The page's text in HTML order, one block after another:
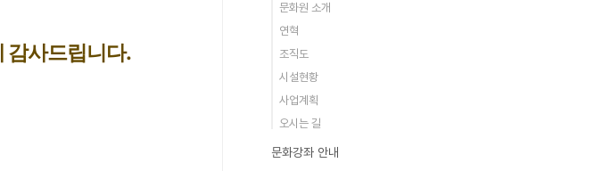
감사드립니다.
문화원 소개
연혁
조직도
시설현황
사업계획
오시는 길
문화강좌 안내